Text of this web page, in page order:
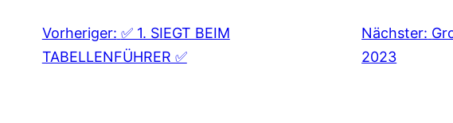
Vorheriger: ✅ 1. SIEGT BEIM
TABELLENFÜHRER ✅
Nächster:
2023